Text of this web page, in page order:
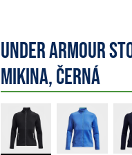
Under Armour
mikina, černá